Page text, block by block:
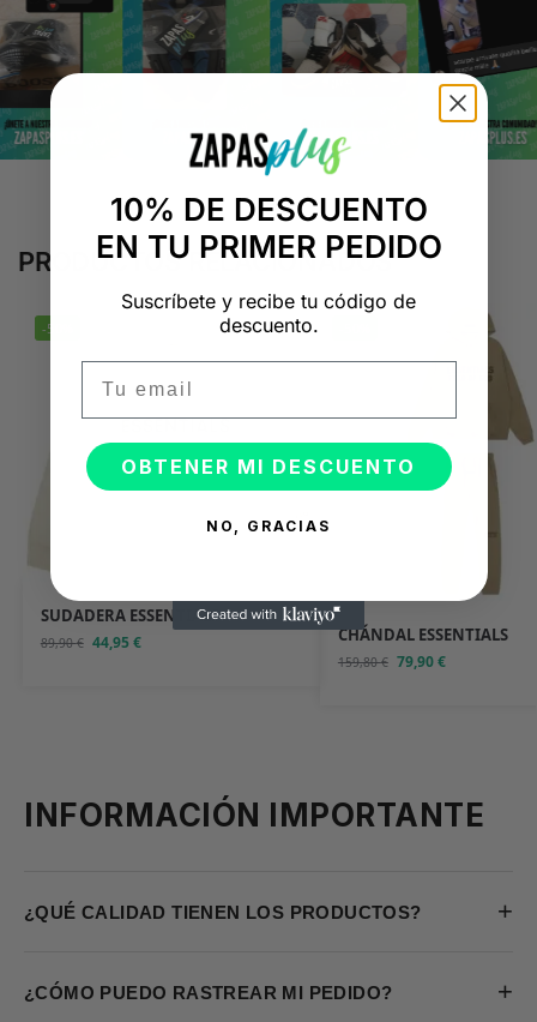
PRODUCTOS RELACIONADOS
-50%
SUDADERA ESSENTIALS
89,90€ 44,95€ CHÁNDAL ESSENTIALS
159,80€ 79,90€
INFORMACIÓN IMPORTANTE
¿QUÉ CALIDAD TIENEN LOS PRODUCTOS? +
¿CÓMO PUEDO RASTREAR MI PEDIDO? +
10% DE DESCUENTO
EN TU PRIMER PEDIDO
Suscríbete y recibe tu código de
descuento.
OBTENER MI DESCUENTO
NO, GRACIAS